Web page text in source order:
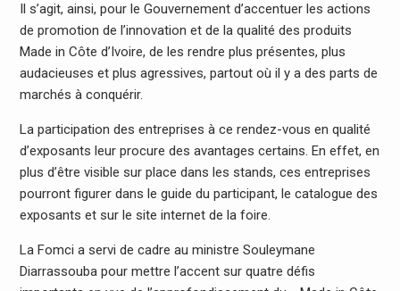
Il s’agit, ainsi, pour le Gouvernement d’accentuer les actions
de promotion de l’innovation et de la qualité des produits
Made in Côte d’Ivoire, de les rendre plus présentes, plus
audacieuses et plus agressives, partout où il y a des parts de
marchés à conquérir.
La participation des entreprises à ce rendez-vous en qualité
d’exposants leur procure des avantages certains. En effet, en
plus d’être visible sur place dans les stands, ces entreprises
pourront figurer dans le guide du participant, le catalogue des
exposants et sur le site internet de la foire.
La Fomci a servi de cadre au ministre Souleymane
Diarrassouba pour mettre l’accent sur quatre défis